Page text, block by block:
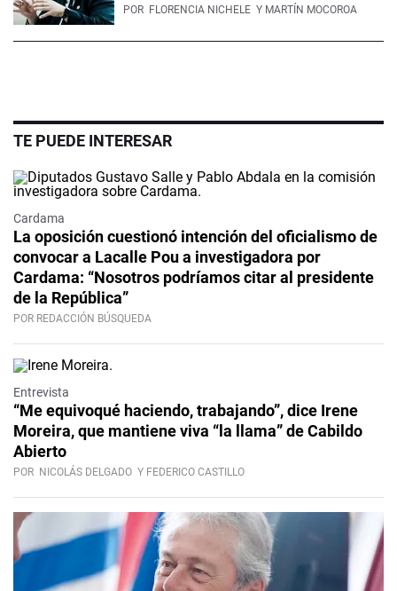
POR FLORENCIA NICHELE Y MARTÍN MOCOROA
TE PUEDE INTERESAR
Cardama
La oposición cuestionó intención del oficialismo de
convocar a Lacalle Pou a investigadora por
Cardama: “Nosotros podríamos citar al presidente
de la República”
POR REDACCIÓN BÚSQUEDA
Video
Entrevista
“Me equivoqué haciendo, trabajando”, dice Irene
Moreira, que mantiene viva “la llama” de Cabildo
Abierto
POR NICOLÁS DELGADO Y FEDERICO CASTILLO